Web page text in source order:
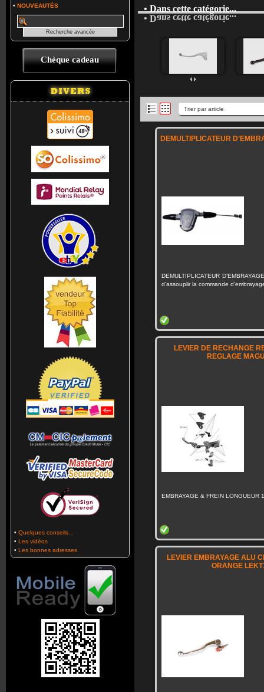
• NOUVEAUTÉS
Chèque cadeau
• Quelques conseils...
• Les vidéos
• Les bonnes adresses
• Dans cette catégorie...
• Dans cette catégorie...
DEMULTIPLICATEUR
DEMULTIPLICATEUR
d’assouplir la commande
LEVIER DE RECHANGE
REGLAGE
EMBRAYAGE & FREIN LONGUEUR
LEVIER EMBRAYAGE ALU
ORANGE